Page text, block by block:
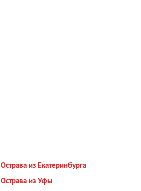
Острава из Екатеринбурга
Острава из Уфы